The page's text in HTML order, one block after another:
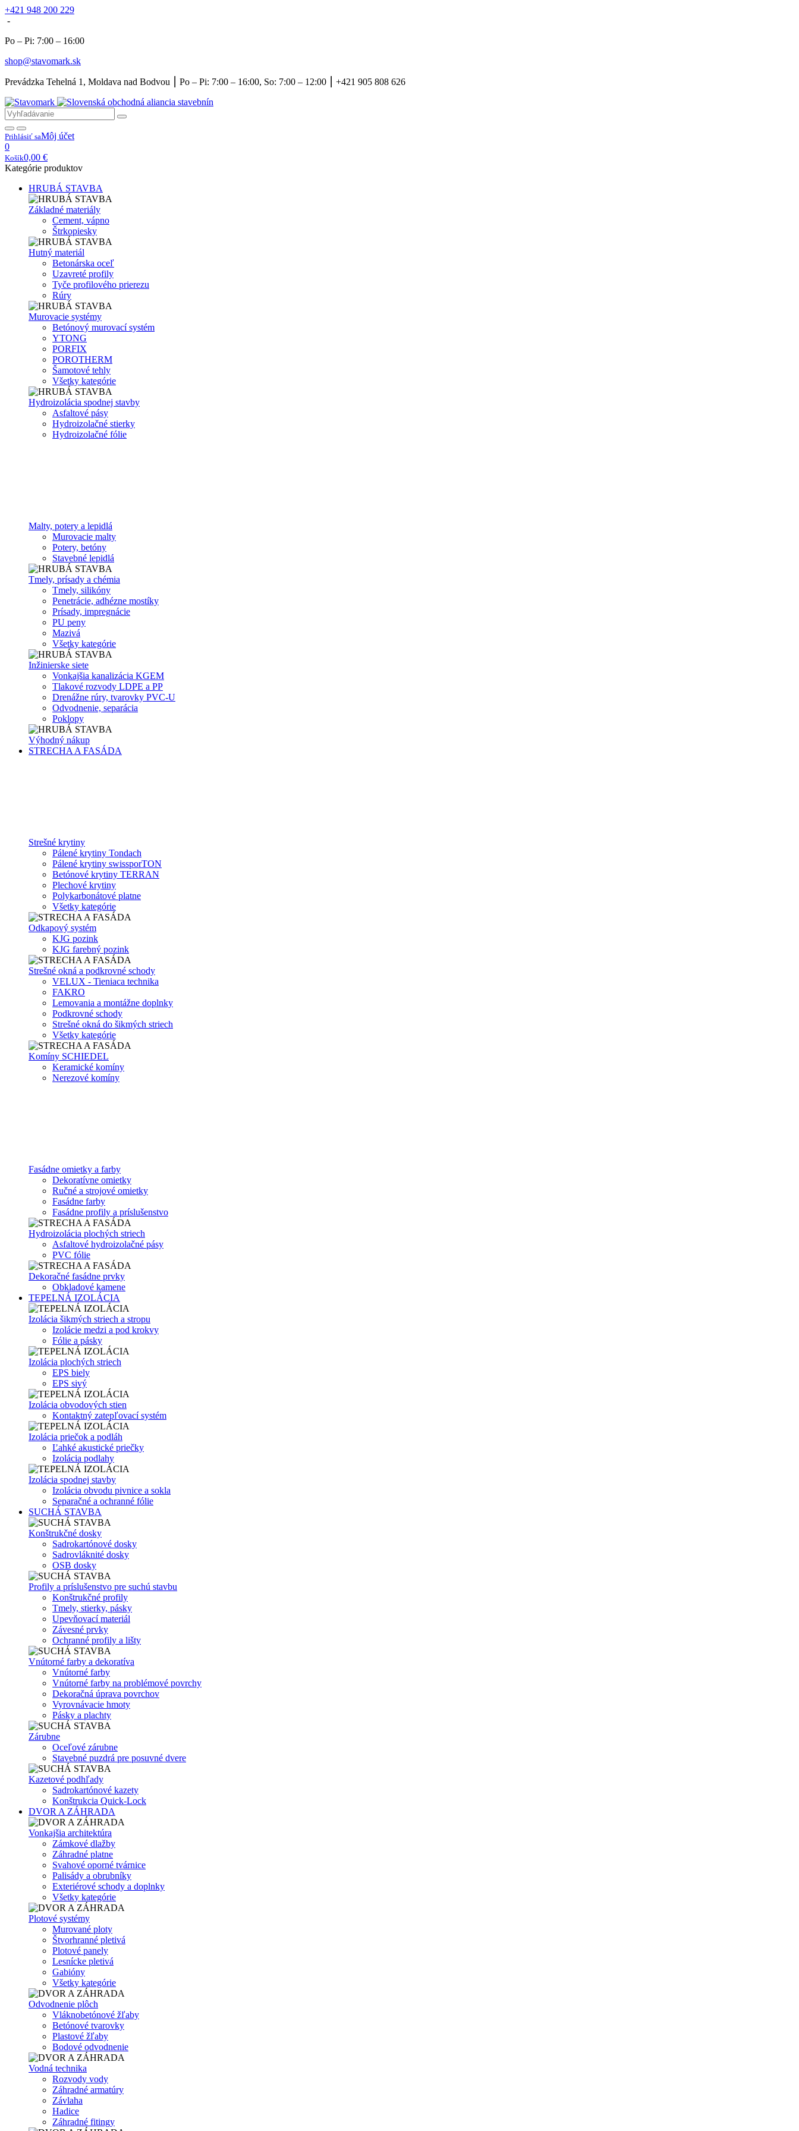
+421 948 200 229
-
Po – Pi: 7:00 – 16:00
shop@stavomark.sk
Prevádzka Tehelná 1, Moldava nad Bodvou ⎮ Po – Pi: 7:00 – 16:00, So: 7:00 – 12:00 ⎮ +421 905 808 626
Prihlásiť saMôj účet
0
Košík0,00 €
Kategórie produktov
HRUBÁ STAVBA
Základné materiály
Cement, vápno
Štrkopiesky
Hutný materiál
Betonárska oceľ
Uzavreté profily
Tyče profilového prierezu
Rúry
Murovacie systémy
Betónový murovací systém
YTONG
PORFIX
POROTHERM
Šamotové tehly
Všetky kategórie
Hydroizolácia spodnej stavby
Asfaltové pásy
Hydroizolačné stierky
Hydroizolačné fólie
Malty, potery a lepidlá
Murovacie malty
Potery, betóny
Stavebné lepidlá
Tmely, prísady a chémia
Tmely, silikóny
Penetrácie, adhézne mostíky
Prísady, impregnácie
PU peny
Mazivá
Všetky kategórie
Inžinierske siete
Vonkajšia kanalizácia KGEM
Tlakové rozvody LDPE a PP
Drenážne rúry, tvarovky PVC-U
Odvodnenie, separácia
Poklopy
Výhodný nákup
STRECHA A FASÁDA
Strešné krytiny
Pálené krytiny Tondach
Pálené krytiny swissporTON
Betónové krytiny TERRAN
Plechové krytiny
Polykarbonátové platne
Všetky kategórie
Odkapový systém
KJG pozink
KJG farebný pozink
Strešné okná a podkrovné schody
VELUX - Tieniaca technika
FAKRO
Lemovania a montážne doplnky
Podkrovné schody
Strešné okná do šikmých striech
Všetky kategórie
Komíny SCHIEDEL
Keramické komíny
Nerezové komíny
Fasádne omietky a farby
Dekoratívne omietky
Ručné a strojové omietky
Fasádne farby
Fasádne profily a príslušenstvo
Hydroizolácia plochých striech
Asfaltové hydroizolačné pásy
PVC fólie
Dekoračné fasádne prvky
Obkladové kamene
TEPELNÁ IZOLÁCIA
Izolácia šikmých striech a stropu
Izolácie medzi a pod krokvy
Fólie a pásky
Izolácia plochých striech
EPS biely
EPS sivý
Izolácia obvodových stien
Kontaktný zatepľovací systém
Izolácia priečok a podláh
Ľahké akustické priečky
Izolácia podlahy
Izolácia spodnej stavby
Izolácia obvodu pivnice a sokla
Separačné a ochranné fólie
SUCHÁ STAVBA
Konštrukčné dosky
Sadrokartónové dosky
Sadrovláknité dosky
OSB dosky
Profily a príslušenstvo pre suchú stavbu
Konštrukčné profily
Tmely, stierky, pásky
Upevňovací materiál
Závesné prvky
Ochranné profily a lišty
Vnútorné farby a dekoratíva
Vnútorné farby
Vnútorné farby na problémové povrchy
Dekoračná úprava povrchov
Vyrovnávacie hmoty
Pásky a plachty
Zárubne
Oceľové zárubne
Stavebné puzdrá pre posuvné dvere
Kazetové podhľady
Sadrokartónové kazety
Konštrukcia Quick-Lock
DVOR A ZÁHRADA
Vonkajšia architektúra
Zámkové dlažby
Záhradné platne
Svahové oporné tvárnice
Palisády a obrubníky
Exteriérové schody a doplnky
Všetky kategórie
Plotové systémy
Murované ploty
Štvorhranné pletivá
Plotové panely
Lesnícke pletivá
Gabióny
Všetky kategórie
Odvodnenie plôch
Vláknobetónové žľaby
Betónové tvarovky
Plastové žľaby
Bodové odvodnenie
Vodná technika
Rozvody vody
Záhradné armatúry
Závlaha
Hadice
Záhradné fitingy